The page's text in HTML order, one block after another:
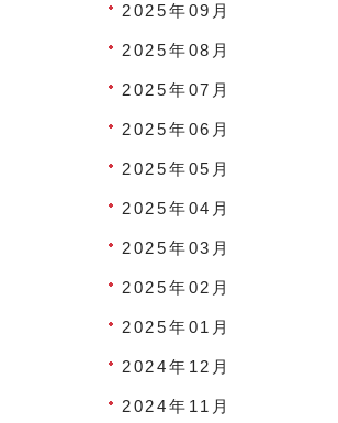
2025年09月
2025年08月
2025年07月
2025年06月
2025年05月
2025年04月
2025年03月
2025年02月
2025年01月
2024年12月
2024年11月